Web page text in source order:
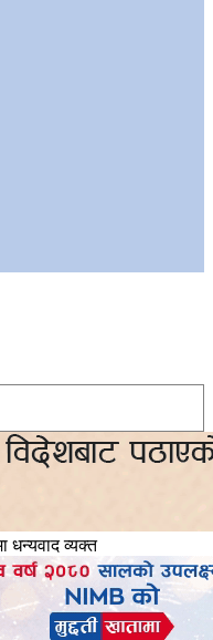
धन्यवाद व्यक्त